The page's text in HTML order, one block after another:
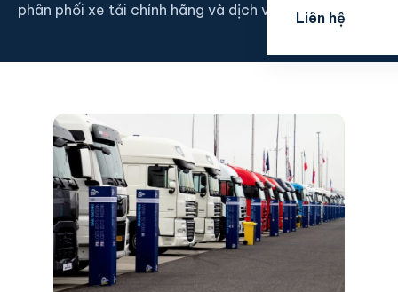
Liên hệ
phân phối xe tải chính hãng và dịch vụ trọn gói.